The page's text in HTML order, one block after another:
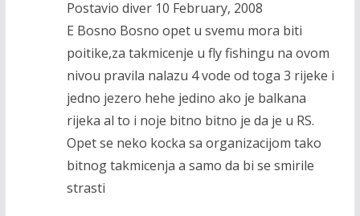
Postavio diver 10 February, 2008
E Bosno Bosno opet u svemu mora biti
poitike,za takmicenje u fly fishingu na ovom
nivou pravila nalazu 4 vode od toga 3 rijeke i
jedno jezero hehe jedino ako je balkana
rijeka al to i noje bitno bitno je da je u RS.
Opet se neko kocka sa organizacijom tako
bitnog takmicenja a samo da bi se smirile
strasti